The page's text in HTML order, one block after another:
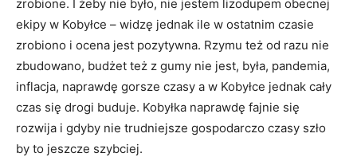
zrobione. I żeby nie było, nie jestem lizodupem obecnej
ekipy w Kobyłce – widzę jednak ile w ostatnim czasie
zrobiono i ocena jest pozytywna. Rzymu też od razu nie
zbudowano, budżet też z gumy nie jest, była, pandemia,
inflacja, naprawdę gorsze czasy a w Kobyłce jednak cały
czas się drogi buduje. Kobyłka naprawdę fajnie się
rozwija i gdyby nie trudniejsze gospodarczo czasy szło
by to jeszcze szybciej.